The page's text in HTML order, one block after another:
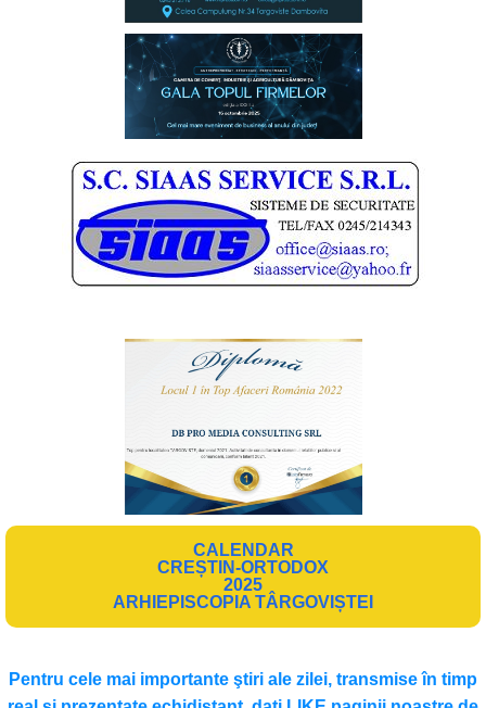
CALENDAR
CREȘTIN-ORTODOX
2025
ARHIEPISCOPIA TÂRGOVIȘTEI
Pentru cele mai importante ştiri ale zilei, transmise în timp